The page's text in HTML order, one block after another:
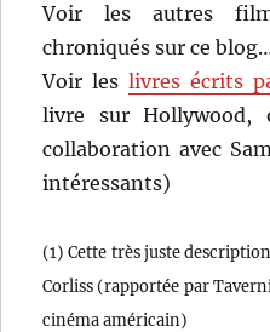
Voir les autres
chroniqués sur ce
Voir leslivres écrits
livre sur Hollywood,
collaboration avec
intéressants)
(1) Cette très juste
Corliss (rapportée par
cinéma américain)